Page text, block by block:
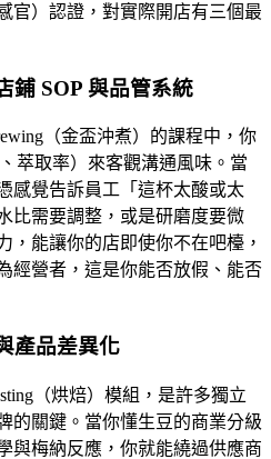
官）認證，對實際開店有三個最
鋪 SOP 與品管系統
（金盃沖煮）的課程中，你
萃取率）來客觀溝通風味。當
感覺告訴員工「這杯太酸或太
比需要調整，或是研磨度要微
，能讓你的店即使你不在吧檯，
經營者，這是你能否放假、能否
產品差異化
（烘焙）模組，是許多獨立
的關鍵。當你懂生豆的商業分級
與梅納反應，你就能繞過供應商